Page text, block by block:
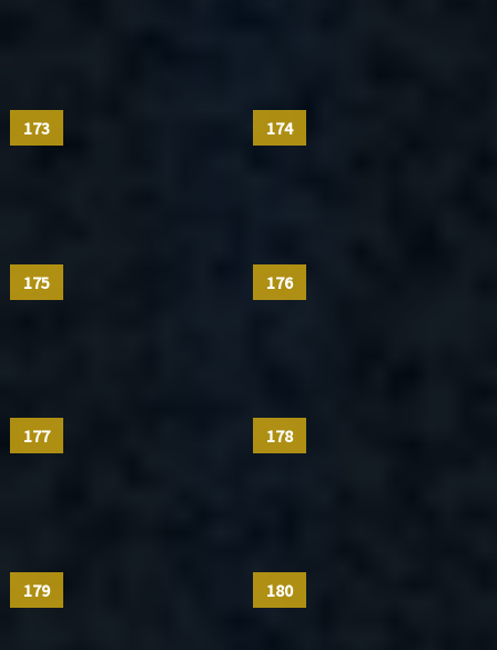
173 174
175 176
177 178
179 180